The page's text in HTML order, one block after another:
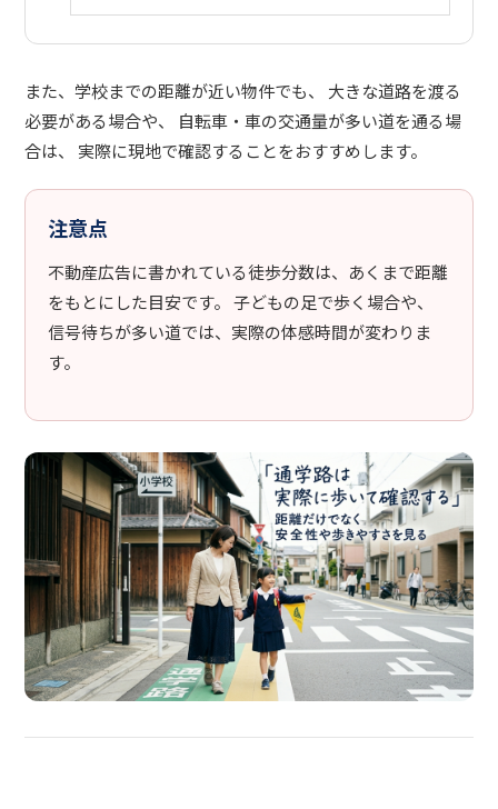
また、学校までの距離が近い物件でも、 大きな道路を渡る
必要がある場合や、 自転車・車の交通量が多い道を通る場
合は、 実際に現地で確認することをおすすめします。
注意点
不動産広告に書かれている徒歩分数は、あくまで距離
をもとにした目安です。 子どもの足で歩く場合や、
信号待ちが多い道では、実際の体感時間が変わりま
す。